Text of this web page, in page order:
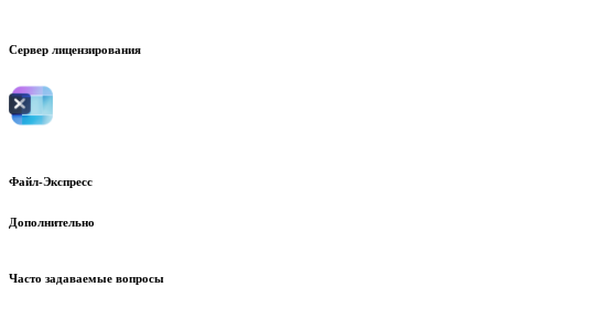
Сервер лицензирования
Файл-Экспресс
Дополнительно
Часто задаваемые вопросы